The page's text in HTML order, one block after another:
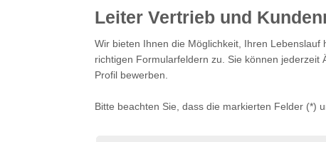
Leiter Vertrieb und
Wir bieten Ihnen die Möglichkeit, Ihren
richtigen Formularfeldern zu. Sie können
Profil bewerben.
Bitte beachten Sie, dass die markierten Felder (*)